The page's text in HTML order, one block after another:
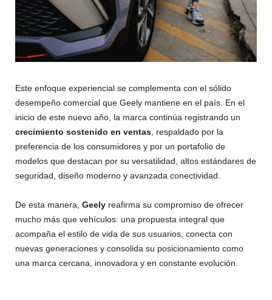
Este enfoque experiencial se complementa con el sólido
desempeño comercial que Geely mantiene en el país. En el
inicio de este nuevo año, la marca continúa registrando un
crecimiento sostenido en ventas , respaldado por la
preferencia de los consumidores y por un portafolio de
modelos que destacan por su versatilidad, altos estándares de
seguridad, diseño moderno y avanzada conectividad.
De esta manera, Geely reafirma su compromiso de ofrecer
mucho más que vehículos: una propuesta integral que
acompaña el estilo de vida de sus usuarios, conecta con
nuevas generaciones y consolida su posicionamiento como
una marca cercana, innovadora y en constante evolución.